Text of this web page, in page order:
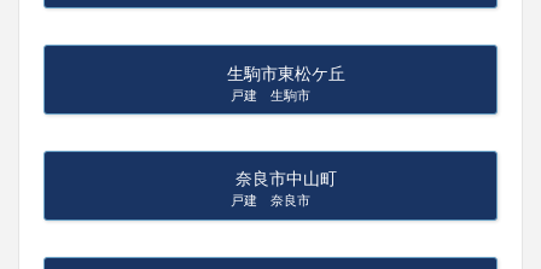
生駒市東松ケ丘
戸建 生駒市
奈良市中山町
戸建 奈良市